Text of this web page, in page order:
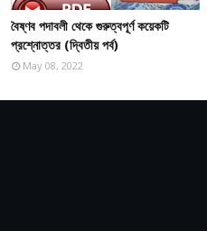
বৈষ্ণব পদাবলী থেকে গুরুত্বপূর্ণ কয়েকটি
প্রশ্নোত্তর (দ্বিতীয় পর্ব)
May 08, 2022